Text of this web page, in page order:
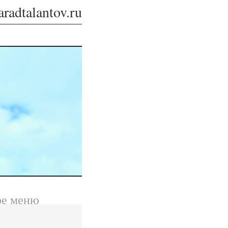
меню